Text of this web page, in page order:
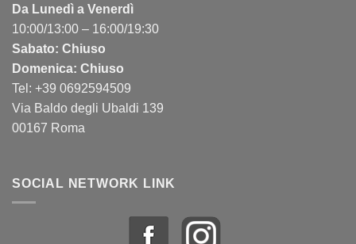
Da Lunedì a Venerdì
10:00/13:00 – 16:00/19:30
Sabato: Chiuso
Domenica: Chiuso
Tel: +39 0692594509
Via Baldo degli Ubaldi 139
00167 Roma
SOCIAL NETWORK LINK